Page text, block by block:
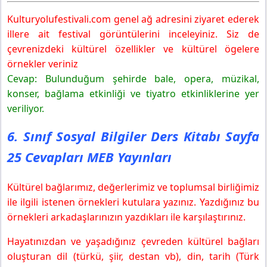
Kulturyolufestivali.com genel ağ adresini ziyaret ederek
illere ait festival görüntülerini inceleyiniz. Siz de
çevrenizdeki kültürel özellikler ve kültürel ögelere
örnekler veriniz
Cevap: Bulunduğum şehirde bale, opera, müzikal,
konser, bağlama etkinliği ve tiyatro etkinliklerine yer
veriliyor.
6. Sınıf Sosyal Bilgiler Ders Kitabı Sayfa
25 Cevapları MEB Yayınları
Kültürel bağlarımız, değerlerimiz ve toplumsal birliğimiz
ile ilgili istenen örnekleri kutulara yazınız. Yazdığınız bu
örnekleri arkadaşlarınızın yazdıkları ile karşılaştırınız.
Hayatınızdan ve yaşadığınız çevreden kültürel bağları
oluşturan dil (türkü, şiir, destan vb), din, tarih (Türk